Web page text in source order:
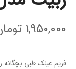
1,950,000
فریم عینک طبی بچگانه